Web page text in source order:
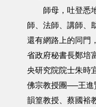
師母，吐登悉地
師、法師、講師、
還有網路上的同門
省政府秘書長鄭培
央研究院院士朱時
佛宗教授團──王進
韻篁教授、蔡國裕